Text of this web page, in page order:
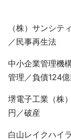
（株）サンシ
／民事再生法
中小企業管理機
管理／負債124
堺電子工業（株
円／破産
白山レイクハイ